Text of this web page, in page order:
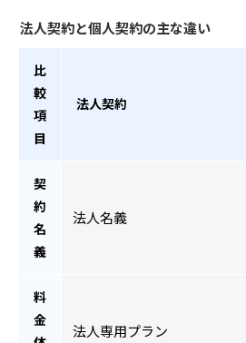
法人契約と個人契約の主な違い
比
較
項
目
法人契約
契
約
名
義
法人名義
料
金
法人専用プラン